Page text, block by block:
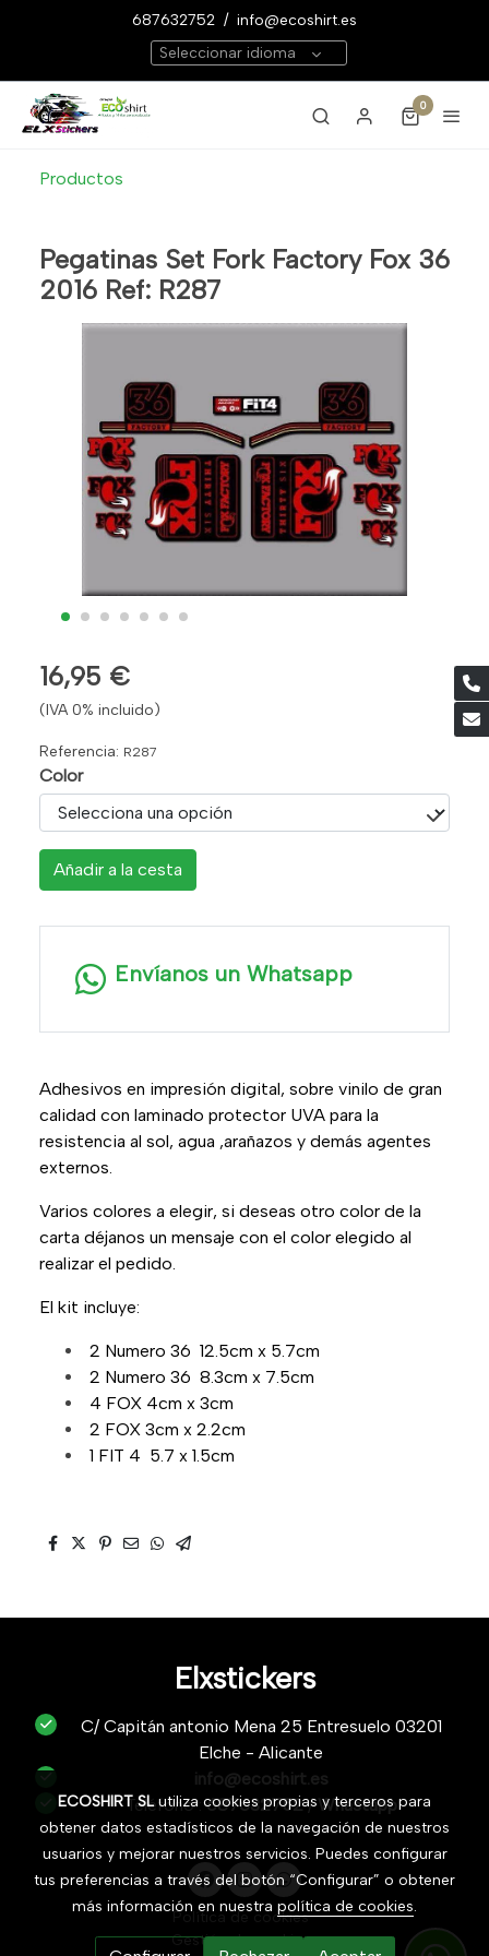
687632752 / info@ecoshirt.es
Seleccionar idioma
0
Productos
Pegatinas Set Fork Factory Fox 36
2016 Ref: R287
16,95 €
(IVA 0% incluido)
Referencia: R287
Color
Añadir a la cesta
Envíanos un Whatsapp
Adhesivos en impresión digital, sobre vinilo de gran
calidad con laminado protector UVA para la
resistencia al sol, agua ,arañazos y demás agentes
externos.
Varios colores a elegir, si deseas otro color de la
carta déjanos un mensaje con el color elegido al
realizar el pedido.
El kit incluye:
2 Numero 36 12.5cm x 5.7cm
2 Numero 36 8.3cm x 7.5cm
4 FOX 4cm x 3cm
2 FOX 3cm x 2.2cm
1 FIT 4 5.7 x 1.5cm
Elxstickers
C/ Capitán antonio Mena 25 Entresuelo 03201
Elche - Alicante
info@ecoshirt.es
Teléfono :687632752/Whastapp
Política de cookies
Gestión de cookies
ECOSHIRT SLutiliza cookies propias y terceros para
obtener datos estadísticos de la navegación de nuestros
usuarios y mejorar nuestros servicios. Puedes configurar
tus preferencias a través del botón “Configurar” o obtener
más información en nuestra política de cookies.